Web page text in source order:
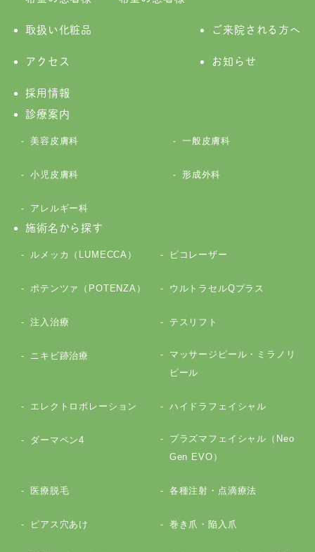
取扱い化粧品 ご来院される方へ
アクセス お知らせ
採用情報
診療案内
美容皮膚科 一般皮膚科
小児皮膚科 形成外科
アレルギー科
施術名から探す
ルメッカ（LUMECCA） ピコレーザー
ポテンツァ（POTENZA） ウルトラセルQプラス
注入治療 テスリフト
ニキビ跡治療
マッサージピール・ミラノリ
ピール
エレクトロポレーション ハイドラフェイシャル
ダーマペン4
プラズマフェイシャル（Neo
Gen EVO）
医療脱毛 各種注射・点滴療法
ピアス穴あけ 巻き爪・陥入爪